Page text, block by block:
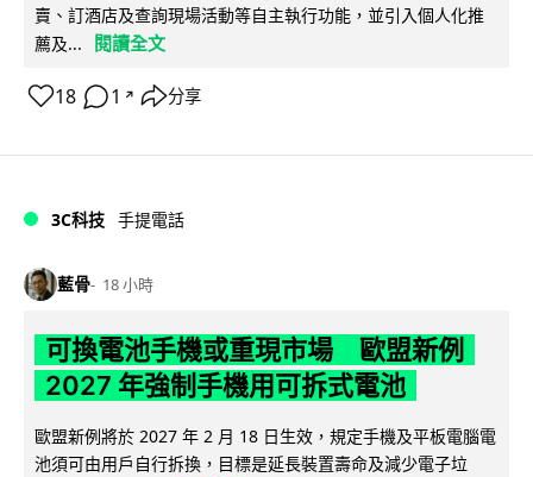
賣、訂酒店及查詢現場活動等自主執行功能，並引入個人化推
薦及...
閱讀全文
18 1 ↗ 分享
3C科技 手提電話
藍骨 18 小時
可換電池手機或重現市場 歐盟新例
2027 年強制手機用可拆式電池
歐盟新例將於 2027 年 2 月 18 日生效，規定手機及平板電腦電
池須可由用戶自行拆換，目標是延長裝置壽命及減少電子垃